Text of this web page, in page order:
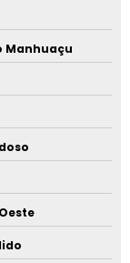
Manhuaçu